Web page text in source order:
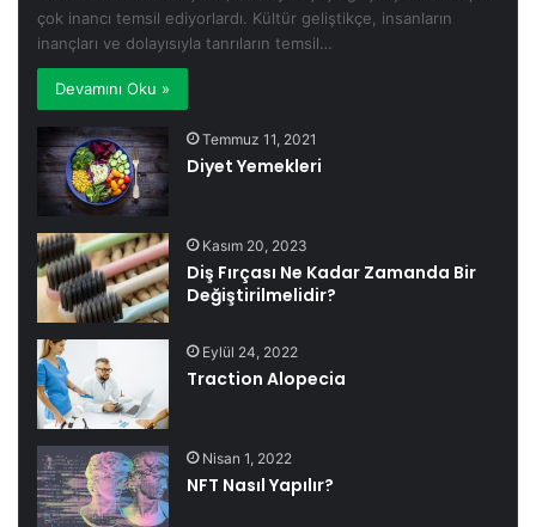
çok inancı temsil ediyorlardı. Kültür geliştikçe, insanların
inançları ve dolayısıyla tanrıların temsil…
Devamını Oku »
Temmuz 11, 2021
Diyet Yemekleri
Kasım 20, 2023
Diş Fırçası Ne Kadar Zamanda Bir
Değiştirilmelidir?
Eylül 24, 2022
Traction Alopecia
Nisan 1, 2022
NFT Nasıl Yapılır?